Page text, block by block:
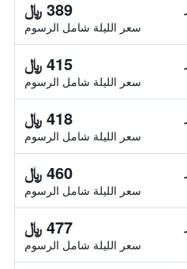
389 ﷼
سعر الليلة شامل الرسوم
415 ﷼
سعر الليلة شامل الرسوم
418 ﷼
سعر الليلة شامل الرسوم
460 ﷼
سعر الليلة شامل الرسوم
477 ﷼
سعر الليلة شامل الرسوم